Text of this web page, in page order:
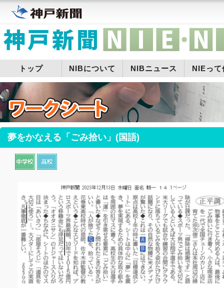
トップ NIBについて NIBニュース NIEって
夢をかなえる「ごみ拾い」(国語)